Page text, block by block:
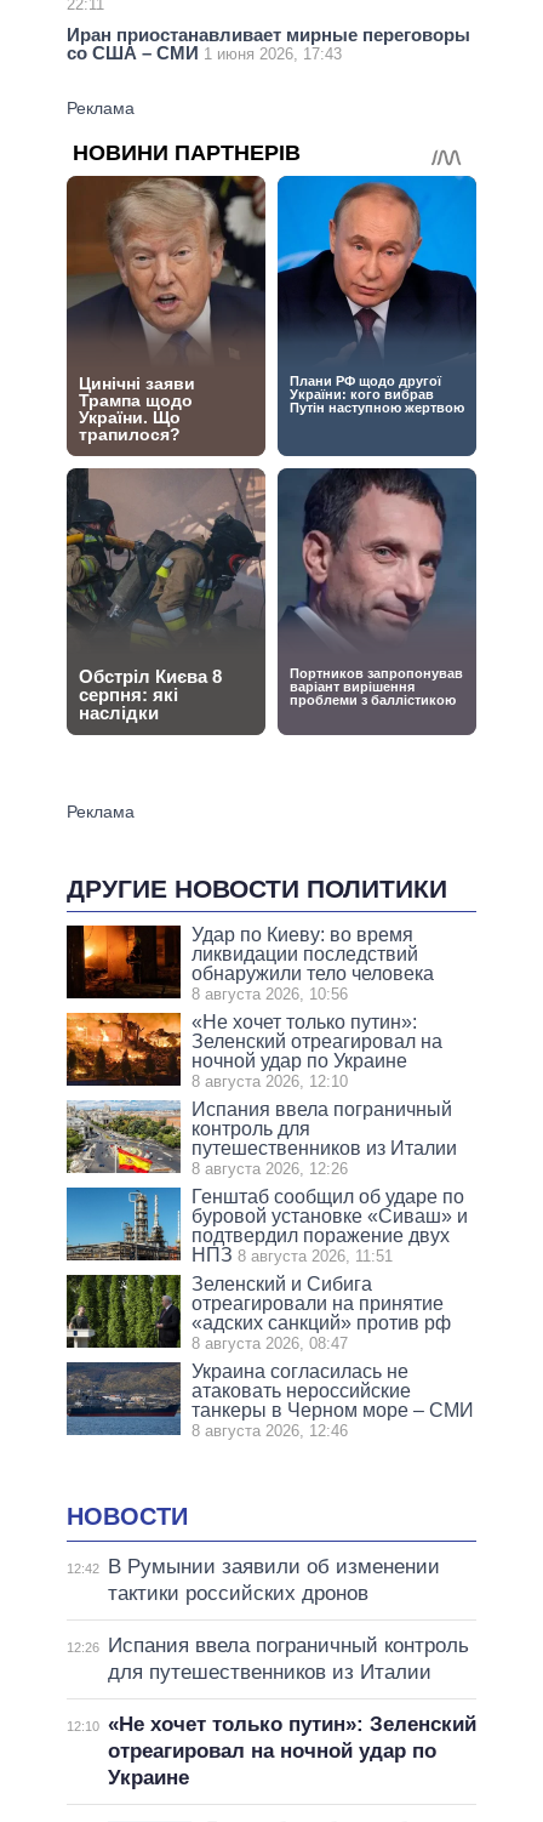
22:11
Иран приостанавливает мирные переговоры
со США – СМИ 1 июня 2026, 17:43
ДРУГИЕ НОВОСТИ ПОЛИТИКИ
Удар по Киеву: во время
ликвидации последствий
обнаружили тело человека
8 августа 2026, 10:56
«Не хочет только путин»:
Зеленский отреагировал на
ночной удар по Украине
8 августа 2026, 12:10
Испания ввела пограничный
контроль для
путешественников из Италии
8 августа 2026, 12:26
Генштаб сообщил об ударе по
буровой установке «Сиваш» и
подтвердил поражение двух
НПЗ 8 августа 2026, 11:51
Зеленский и Сибига
отреагировали на принятие
«адских санкций» против рф
8 августа 2026, 08:47
Украина согласилась не
атаковать нероссийские
танкеры в Черном море – СМИ
8 августа 2026, 12:46
НОВОСТИ
12:42
В Румынии заявили об изменении
тактики российских дронов
12:26
Испания ввела пограничный контроль
для путешественников из Италии
12:10 «Не хочет только путин»: Зеленский
отреагировал на ночной удар по
Украине